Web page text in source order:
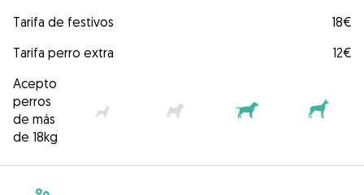
Tarifa de festivos
18€
Tarifa perro extra
12€
Acepto
perros
de más
de 18kg